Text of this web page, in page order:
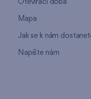
Otevírací doba
Mapa
Jak se k nám
Napište nám